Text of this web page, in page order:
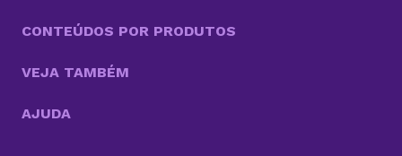
CONTEÚDOS POR PRODUTOS
VEJA TAMBÉM
AJUDA